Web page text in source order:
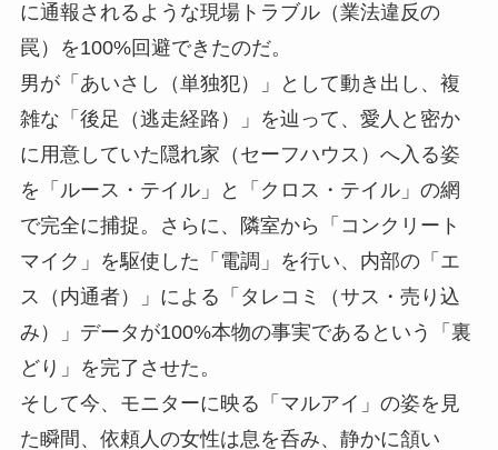
に通報されるような現場トラブル（業法違反の
罠）を100%回避できたのだ。
男が「あいさし（単独犯）」として動き出し、複
雑な「後足（逃走経路）」を辿って、愛人と密か
に用意していた隠れ家（セーフハウス）へ入る姿
を「ルース・テイル」と「クロス・テイル」の網
で完全に捕捉。さらに、隣室から「コンクリート
マイク」を駆使した「電調」を行い、内部の「エ
ス（内通者）」による「タレコミ（サス・売り込
み）」データが100%本物の事実であるという「裏
どり」を完了させた。
そして今、モニターに映る「マルアイ」の姿を見
た瞬間、依頼人の女性は息を呑み、静かに頷い